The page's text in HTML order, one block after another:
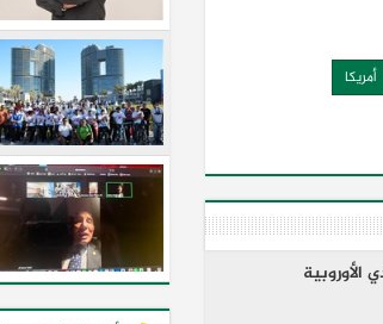
أمريكا